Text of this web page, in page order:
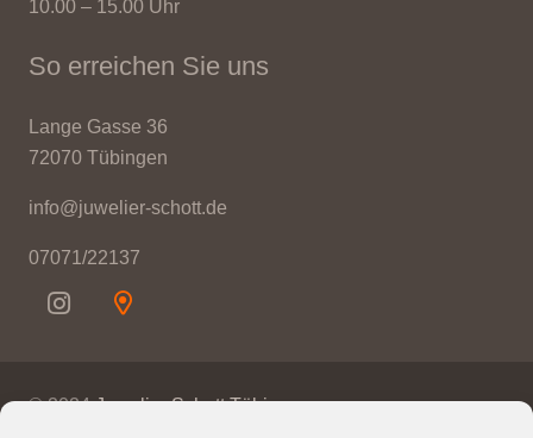
10.00 – 15.00 Uhr
So erreichen Sie uns
Lange Gasse 36
72070 Tübingen
info@juwelier-schott.de
07071/22137
© 2024Juwelier Schott Tübingen